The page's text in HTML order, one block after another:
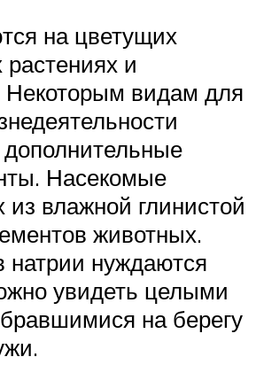
на цветущих
и
Некоторым видам для
Насекомые
влажной глинистой
животных.
натрии нуждаются
увидеть целыми
на берегу